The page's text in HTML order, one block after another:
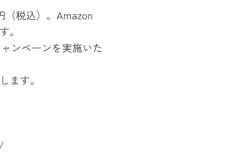
（税込）。Amazon
。
ンペーンを実施いた
ます。